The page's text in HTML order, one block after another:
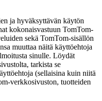
ja hyväksyttävän käytön
kokonaisvastuun TomTom-
sekä TomTom-sisällön
muuttaa näitä käyttöehtoja
sinulle. Löydät
tarkista se
(sellaisina kuin niitä
verkkosivuston, tuotteiden